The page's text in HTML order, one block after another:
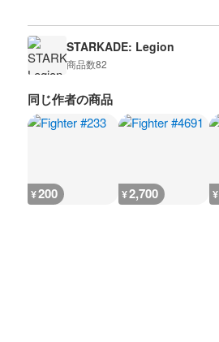
STARKADE: Legion
商品数82
同じ作者の商品
¥200 ¥2,700 ¥